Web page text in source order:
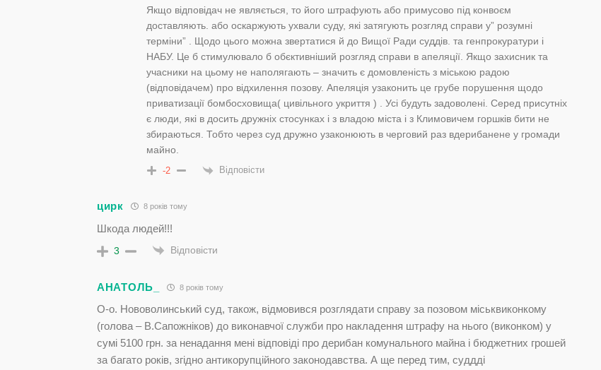
Якщо відповідач не являється, то його штрафують або примусово під конвоєм
доставляють. або оскаржують ухвали суду, які затягують розгляд справи у” розумні
терміни” . Щодо цього можна звертатися й до Вищої Ради суддів. та генпрокуратури і
НАБУ. Це б стимулювало б обєктивніший розгляд справи в апеляції. Якщо захисник та
учасники на цьому не наполягають – значить є домовленість з міською радою
(відповідачем) про відхилення позову. Апеляція узаконить це грубе порушення щодо
приватизації бомбосховища( цивільного укриття ) . Усі будуть задоволені. Серед присутніх
є люди, які в досить дружніх стосунках і з владою міста і з Климовичем горшків бити не
збираються. Тобто через суд дружно узаконюють в черговий раз вдерибанене у громади
майно.
-2 Відповісти
цирк 8 років тому
Шкода людей!!!
3 Відповісти
АНАТОЛЬ_ 8 років тому
О-о. Нововолинський суд, також, відмовився розглядати справу за позовом міськвиконкому
(голова – В.Сапожніков) до виконавчої служби про накладення штрафу на нього (виконком) у
сумі 5100 грн. за ненадання мені відповіді про дерибан комунального майна і бюджетних грошей
за багато років, згідно антикорупційного законодавства. А ще перед тим, суддді